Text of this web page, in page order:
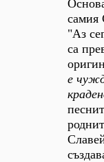
самия
"Аз
са
е